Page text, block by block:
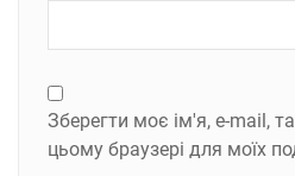
Зберегти моє ім'я, e-mail,
цьому браузері для моїх